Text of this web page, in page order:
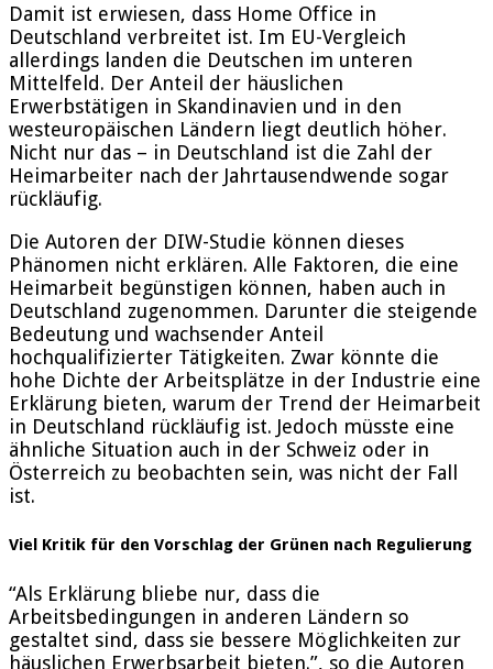
Damit ist erwiesen, dass Home Office in
Deutschland verbreitet ist. Im EU-Vergleich
allerdings landen die Deutschen im unteren
Mittelfeld. Der Anteil der häuslichen
Erwerbstätigen in Skandinavien und in den
westeuropäischen Ländern liegt deutlich höher.
Nicht nur das – in Deutschland ist die Zahl der
Heimarbeiter nach der Jahrtausendwende sogar
rückläufig.
Die Autoren der DIW-Studie können dieses
Phänomen nicht erklären. Alle Faktoren, die eine
Heimarbeit begünstigen können, haben auch in
Deutschland zugenommen. Darunter die steigende
Bedeutung und wachsender Anteil
hochqualifizierter Tätigkeiten. Zwar könnte die
hohe Dichte der Arbeitsplätze in der Industrie eine
Erklärung bieten, warum der Trend der Heimarbeit
in Deutschland rückläufig ist. Jedoch müsste eine
ähnliche Situation auch in der Schweiz oder in
Österreich zu beobachten sein, was nicht der Fall
ist.
Viel Kritik für den Vorschlag der Grünen nach Regulierung
“Als Erklärung bliebe nur, dass die
Arbeitsbedingungen in anderen Ländern so
gestaltet sind, dass sie bessere Möglichkeiten zur
häuslichen Erwerbsarbeit bieten.”, so die Autoren